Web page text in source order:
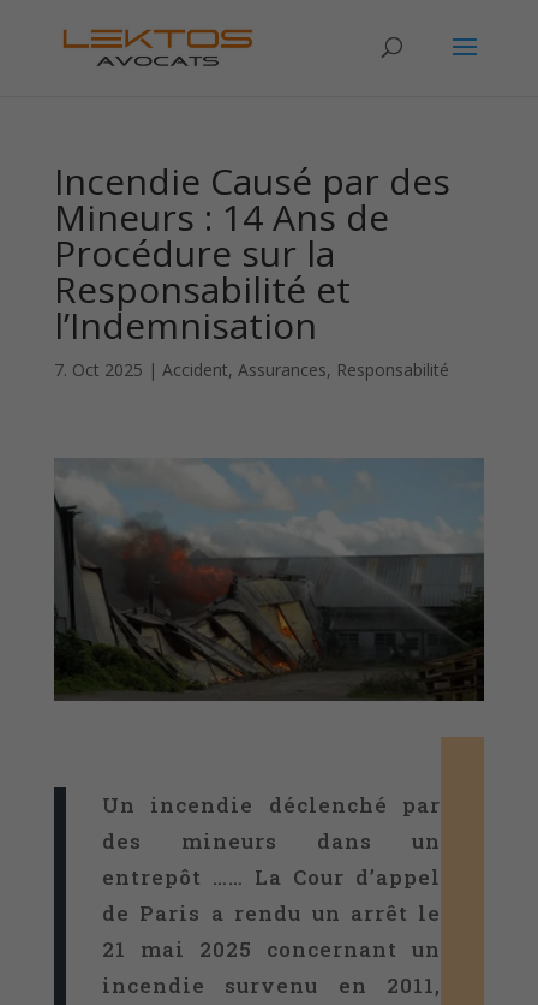
Incendie Causé par des
Mineurs : 14 Ans de
Procédure sur la
Responsabilité et
l’Indemnisation
7. Oct 2025 | Accident, Assurances, Responsabilité
Un incendie déclenché par
des mineurs dans un
entrepôt …… La Cour d’appel
de Paris a rendu un arrêt le
21 mai 2025 concernant un
incendie survenu en 2011,